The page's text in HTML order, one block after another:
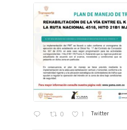
0 1 Twitter